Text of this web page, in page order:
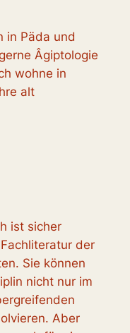
in Päda und
Âgiptologie
wohne in
alt
ist sicher
der
Sie können
nicht nur im
Aber